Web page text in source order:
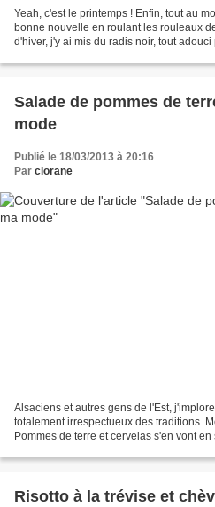
Yeah, c'est le printemps ! Enfin, tout au
bonne nouvelle en roulant les rouleaux
d'hiver, j'y ai mis du radis noir, tout
Salade de pommes de
mode
Publié le 18/03/2013 à 20:16
Par ciorane
Alsaciens et autres gens de l'Est,
totalement irrespectueux des traditions.
Pommes de terre et cervelas s'en vont
Risotto à la trévise et